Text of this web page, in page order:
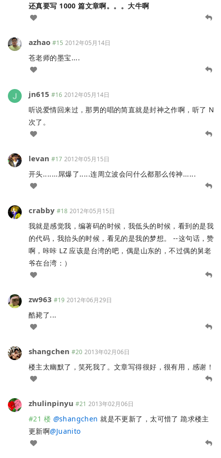
还真要写 1000 篇文章啊。。。大牛啊
azhao #15 2012年05月14日
苍老师的墨宝....
jn615 #16 2012年05月14日
听说爱情回来过，那男的唱的简直就是封神之作啊，听了 N
次了。
levan #17 2012年05月15日
开头.......屌爆了.....连周立波会问什么都那么传神......
crabby #18 2012年05月15日
我就是感觉我，编著码的时候，我低头的时候，看到的是我
的代码，我抬头的时候，看见的是我的梦想。 --这句话，赞
啊，咔咔 LZ 应该是台湾的吧，偶是山东的，不过偶的舅老
爷在台湾：）
zw963 #19 2012年06月29日
酷毙了...
shangchen #20 2013年02月06日
楼主太幽默了，笑死我了。文章写得很好，很有用，感谢！
zhulinpinyu #21 2013年02月06日
#21 楼 @shangchen 就是不更新了，太可惜了 跪求楼主
更新啊@Juanito